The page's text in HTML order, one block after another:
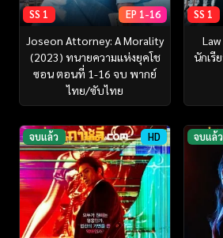
SS 1 EP 1-16
Joseon Attorney: A Morality
(2023) ทนายความแห่งยุคโช
ซอน ตอนที่ 1-16 จบ พากย์
ไทย/ซับไทย
SS 1
นักเรี
จบแล้ว HD จบแล้ว